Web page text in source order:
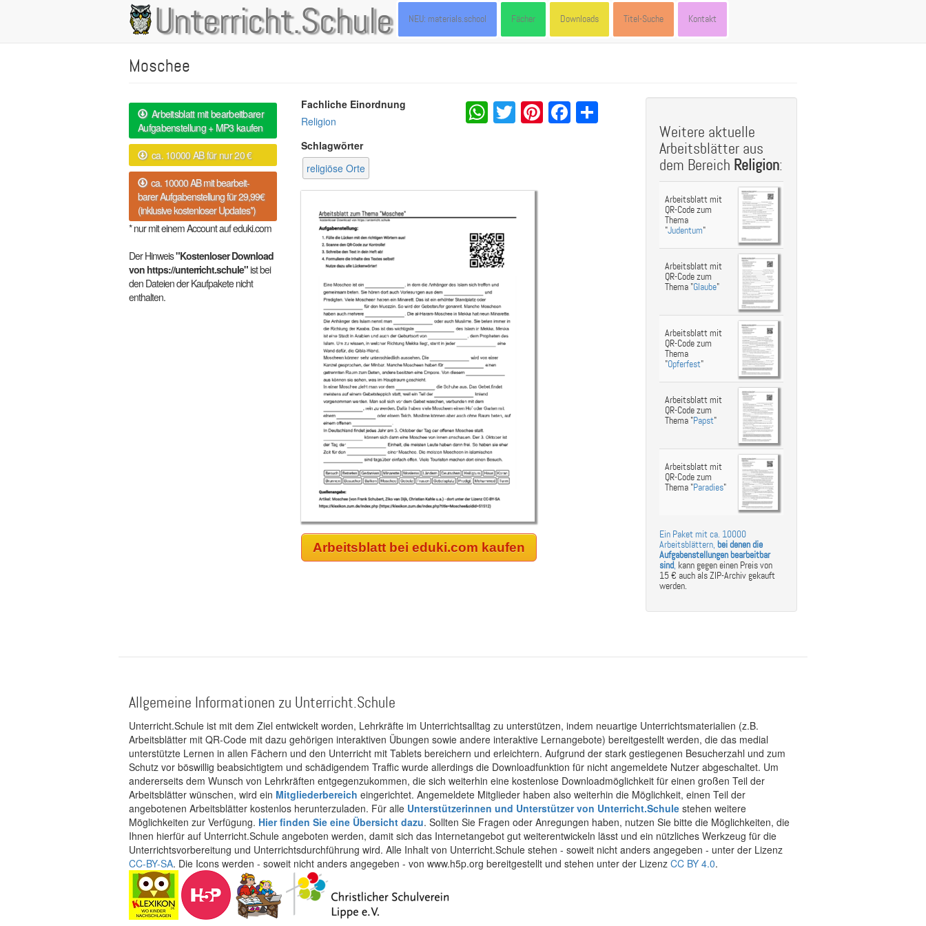
Unterricht.Schule
Main
navigation
NEU: materials.school Fächer Downloads Titel-Suche Kontakt
Moschee
Arbeitsblatt mit bearbeitbarer
Aufgabenstellung + MP3 kaufen
ca. 10000 AB für nur 20 €
ca. 10000 AB mit bearbeit-
barer Aufgabenstellung für 29,99€
(inklusive kostenloser Updates*)
* nur mit einem Account auf eduki.com
Der Hinweis"Kostenloser Download
von https://unterricht.schule"ist bei
den Dateien der Kaufpakete nicht
enthalten.
Fachliche Einordnung
Religion
Schlagwörter
religiöse Orte
WhatsApp
Twitter
Pinterest
Facebook
Share
Arbeitsblatt bei eduki.com kaufen
Weitere aktuelle
Arbeitsblätter aus
dem Bereich Religion:
Arbeitsblatt mit
QR-Code zum
Thema
"Judentum"
Arbeitsblatt mit
QR-Code zum
Thema "Glaube"
Arbeitsblatt mit
QR-Code zum
Thema
"Opferfest"
Arbeitsblatt mit
QR-Code zum
Thema "Papst"
Arbeitsblatt mit
QR-Code zum
Thema "Paradies"
Ein Paket mit ca. 10000
Arbeitsblättern, bei denen die
Aufgabenstellungen bearbeitbar
sind, kann gegen einen Preis von
15 € auch als ZIP-Archiv gekauft
werden.
Allgemeine Informationen zu Unterricht.Schule
Unterricht.Schule ist mit dem Ziel entwickelt worden, Lehrkräfte im Unterrichtsalltag zu unterstützen, indem neuartige Unterrichtsmaterialien (z.B.
Arbeitsblätter mit QR-Code mit dazu gehörigen interaktiven Übungen sowie andere interaktive Lernangebote) bereitgestellt werden, die das medial
unterstützte Lernen in allen Fächern und den Unterricht mit Tablets bereichern und erleichtern. Aufgrund der stark gestiegenen Besucherzahl und zum
Schutz vor böswillig beabsichtigtem und schädigendem Traffic wurde allerdings die Downloadfunktion für nicht angemeldete Nutzer abgeschaltet. Um
andererseits dem Wunsch von Lehrkräften entgegenzukommen, die sich weiterhin eine kostenlose Downloadmöglichkeit für einen großen Teil der
Arbeitsblätter wünschen, wird ein Mitgliederbereich eingerichtet. Angemeldete Mitglieder haben also weiterhin die Möglichkeit, einen Teil der
angebotenen Arbeitsblätter kostenlos herunterzuladen. Für alle Unterstützerinnen und Unterstützer von Unterricht.Schule stehen weitere
Möglichkeiten zur Verfügung. Hier finden Sie eine Übersicht dazu. Sollten Sie Fragen oder Anregungen haben, nutzen Sie bitte die Möglichkeiten, die
Ihnen hierfür auf Unterricht.Schule angeboten werden, damit sich das Internetangebot gut weiterentwickeln lässt und ein nützliches Werkzeug für die
Unterrichtsvorbereitung und Unterrichtsdurchführung wird. Alle Inhalt von Unterricht.Schule stehen - soweit nicht anders angegeben - unter der Lizenz
CC-BY-SA. Die Icons werden - soweit nicht anders angegeben - von www.h5p.org bereitgestellt und stehen unter der Lizenz CC BY 4.0.